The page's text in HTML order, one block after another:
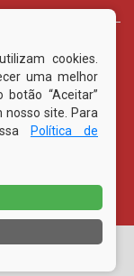
| Todos
cookies.
uma melhor
“Aceitar”
nosso site. Para
Política de